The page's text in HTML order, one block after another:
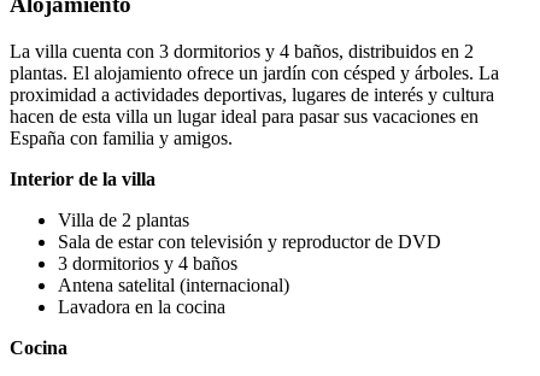
La villa cuenta con 3 dormitorios y 4 baños, distribuidos en 2
plantas. El alojamiento ofrece un jardín con césped y árboles. La
proximidad a actividades deportivas, lugares de interés y cultura
hacen de esta villa un lugar ideal para pasar sus vacaciones en
España con familia y amigos.
Interior de la villa
Villa de 2 plantas
Sala de estar con televisión y reproductor de DVD
3 dormitorios y 4 baños
Antena satelital (internacional)
Lavadora en la cocina
Cocina